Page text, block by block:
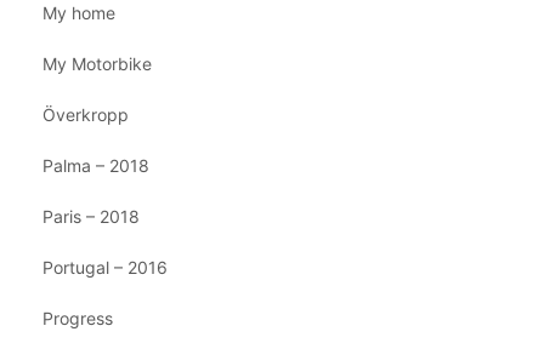
My home
My Motorbike
Överkropp
Palma – 2018
Paris – 2018
Portugal – 2016
Progress